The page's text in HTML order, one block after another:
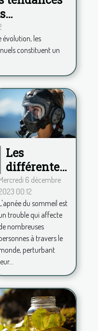
et
évolution, les
constituent un
Les
différentes
formes
d'apnée du
sommeil
6 décembre
00:12
du sommeil est
trouble qui affecte
nombreuses
à travers le
perturbant